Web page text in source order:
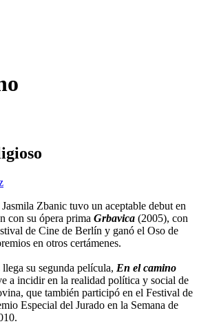
Zbanic tuvo un aceptable debut en
con su ópera prima Grbavica (2005), con
de Cine de Berlín y ganó el Oso de
en otros certámenes.
su segunda película, En el camino
a incidir en la realidad política y social de
que también participó en el Festival de
Especial del Jurado en la Semana de